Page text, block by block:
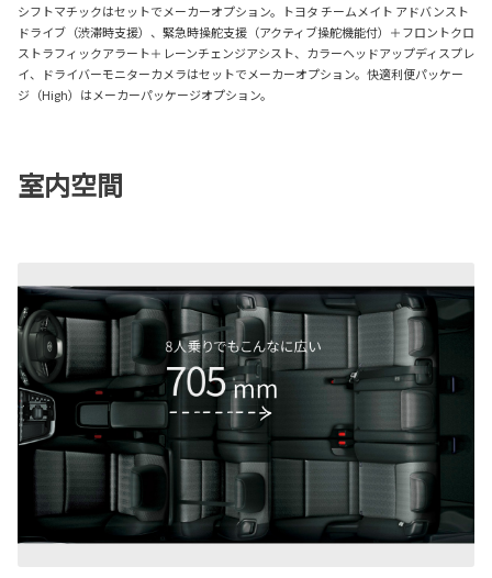
シフトマチックはセットでメーカーオプション。トヨタ チームメイト アドバンスト
ドライブ（渋滞時支援）、緊急時操舵支援（アクティブ操舵機能付）＋フロントクロ
ストラフィックアラート＋レーンチェンジアシスト、カラーヘッドアップディスプレ
イ、ドライバーモニターカメラはセットでメーカーオプション。快適利便パッケー
ジ（High）はメーカーパッケージオプション。
室内空間